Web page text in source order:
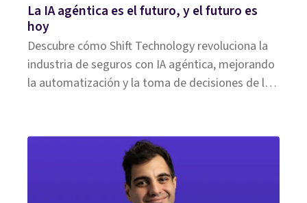
La IA agéntica es el futuro, y el futuro es
hoy
Descubre cómo Shift Technology revoluciona la
industria de seguros con IA agéntica, mejorando
la automatización y la toma de decisiones de las